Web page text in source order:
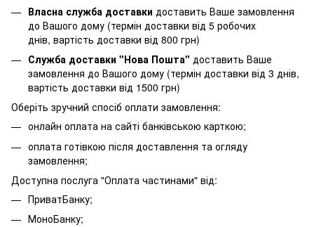
Власна служба доставки доставить Ваше замовлення
до Вашого дому (термін доставки від 5 робочих
днів, вартість доставки від 800 грн)
Служба доставки "Нова Пошта" доставить Ваше
замовлення до Вашого дому (термін доставки від 3 днів,
вартість доставки від 1500 грн)
Оберіть зручний спосіб оплати замовлення:
онлайн оплата на сайті банківською карткою;
оплата готівкою після доставлення та огляду
замовлення;
Доступна послуга "Оплата частинами" від:
ПриватБанку;
МоноБанку;